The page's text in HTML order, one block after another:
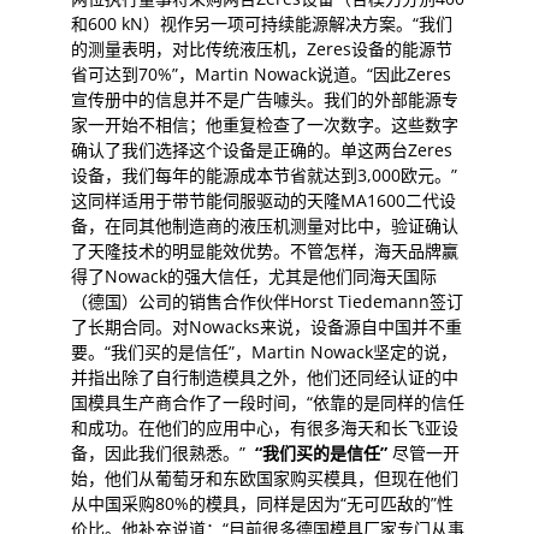
和600 kN）视作另一项可持续能源解决方案。“我们
的测量表明，对比传统液压机，Zeres设备的能源节
省可达到70%”，Martin Nowack说道。“因此Zeres
宣传册中的信息并不是广告噱头。我们的外部能源专
家一开始不相信；他重复检查了一次数字。这些数字
确认了我们选择这个设备是正确的。单这两台Zeres
设备，我们每年的能源成本节省就达到3,000欧元。”
这同样适用于带节能伺服驱动的天隆MA1600二代设
备，在同其他制造商的液压机测量对比中，验证确认
了天隆技术的明显能效优势。不管怎样，海天品牌赢
得了Nowack的强大信任，尤其是他们同海天国际
（德国）公司的销售合作伙伴Horst Tiedemann签订
了长期合同。对Nowacks来说，设备源自中国并不重
要。“我们买的是信任”，Martin Nowack坚定的说，
并指出除了自行制造模具之外，他们还同经认证的中
国模具生产商合作了一段时间，“依靠的是同样的信任
和成功。在他们的应用中心，有很多海天和长飞亚设
备，因此我们很熟悉。” “我们买的是信任” 尽管一开
始，他们从葡萄牙和东欧国家购买模具，但现在他们
从中国采购80%的模具，同样是因为“无可匹敌的”性
价比。他补充说道：“目前很多德国模具厂家专门从事